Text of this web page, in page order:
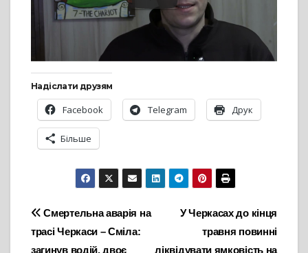
Надіслати друзям
Facebook Telegram Друк
Більше
Навігація
записів
У Черкасах до кінця
травня повинні
ліквідувати ямковість на
Смертельна аварія на
трасі Черкаси – Сміла:
загинув водій, двоє